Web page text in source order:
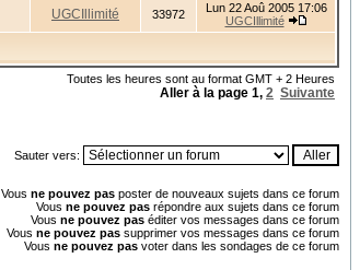
UGCIllimité 33972
Lun 22 Aoû 2005 17:06
UGCIllimité
Toutes les heures sont au format GMT + 2 Heures
Aller à la page 1, 2 Suivante
Sauter vers:
Vous ne pouvez pas poster de nouveaux sujets dans ce forum
Vous ne pouvez pas répondre aux sujets dans ce forum
Vous ne pouvez pas éditer vos messages dans ce forum
Vous ne pouvez pas supprimer vos messages dans ce forum
Vous ne pouvez pas voter dans les sondages de ce forum